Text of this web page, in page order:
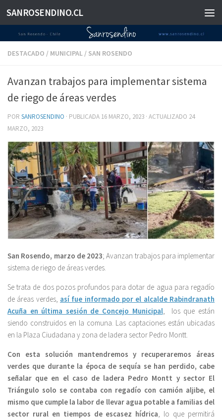
Saltar al contenido
SANROSENDINO.CL
DESTACADO / MUNICIPAL / SAN ROSENDO
Avanzan trabajos para implementar sistema
de riego de áreas verdes
POR SANROSENDINO · PUBLICADA 16 MARZO, 2023 · ACTUALIZADO 24
MARZO, 2023
San Rosendo, marzo de 2023; Avanzan trabajos para implementar
sistema de riego de áreas verdes.
Se trata de dos pozos profundos para dotar de agua para regadío
de áreas verdes, así fue informado por el alcalde Rabindranath
Acuña en última sesión de Concejo Municipal, los que están
siendo construidos en la comuna. Las captaciones están ubicadas
en la Plaza Ciudadana y zona de ladera sector Pedro Montt.
Con esta solución mantendremos y recuperaremos áreas
verdes que durante la época de sequía se han perdido, cabe
señalar que en el caso de ladera Pedro Montt y sector El
Triángulo solo se contaba con regadío con camión aljibe, el
mismo que cumple la labor de llevar agua potable a familias del
sector rural en tiempos de escasez hídrica , lo que permitirá